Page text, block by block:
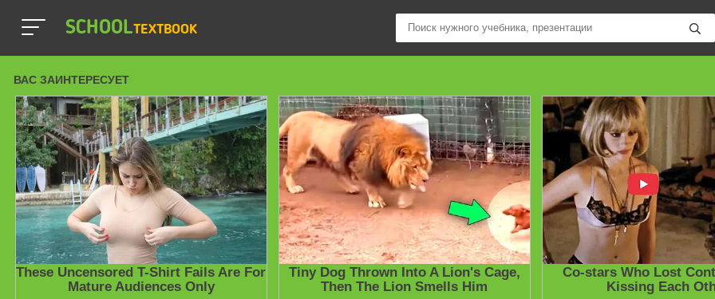
SCHOOLTEXTBOOK